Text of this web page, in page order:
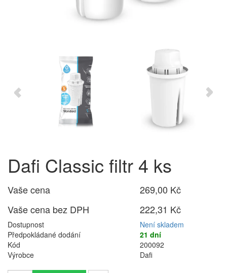
Dafi Classic filtr 4 ks
Vaše cena
269,00 Kč
Vaše cena bez DPH
222,31 Kč
Dostupnost
Není skladem
Předpokládané dodání
21 dní
Kód
200092
Výrobce
Dafi